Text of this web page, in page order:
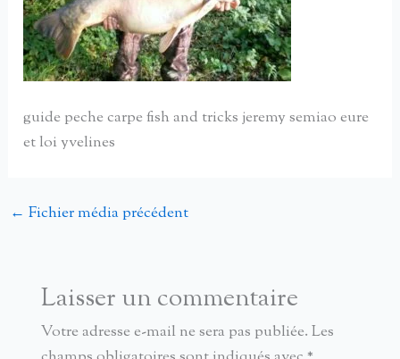
guide peche carpe fish and tricks jeremy semiao eure
et loi yvelines
← Fichier média précédent
Laisser un commentaire
Votre adresse e-mail ne sera pas publiée. Les